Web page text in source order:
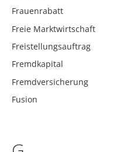
Frauenrabatt
Freie Marktwirtschaft
Freistellungsauftrag
Fremdkapital
Fremdversicherung
Fusion